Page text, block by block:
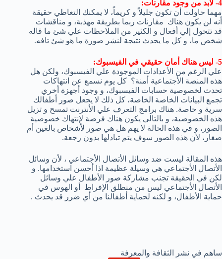
4- لابد من وجود مقارنات:
مهما حاولت أن تكون جليلاً و كريماً، لا يمكنك التغاطي حقيقة
أنه لن يكون هناك مقارنات ربما بطريقة مهذبة، و مناقشات
قد تتحول إلي أفعال و الكثير من الملاحظات علي شئ ما قاله
شخص ما، و كل ما يحدث نتيجة لنشر صورة ما هو شئ تافه.
5- ليس هناك أمان حقيقي في الفيسبوك:
علي الرغم من الأعدادات الموجودة علي الفيسبوك، ولكن هل
هذه المنصة الأجتماعية أمنة؟ كل يوم نسمع عن انتهاكات
تحدث لخصوصية حسابات الفيسبوك، و وجود أجهزة أخري
تجمع البيانات الخاصة الخاصة، كل ذلك لا يجعل صور أطفالك
سرية و خاصة. هناك برامج التعرف علي الأنترنت تمسح و تزيل
هذه الخصوصية، و بالتالي يكون هناك فرصة لإنتهاك خصوصية
الصور، و في هذه الحالة لا يهم هل هي صور لأشخاص بالغين أم
صغار، لأن هذه الصور سوف يتم تبادلها بدون رجعة.
هذه المقالة ليست ضد وسائل الأتصال الأجتماعي ، لأن وسائل
الأتصال الأجتماعي هي وسيلة عظيمة اذا أحسن استخدامها. و
لكن في الحقيقة تجنب مشاركة صور الأطفال علي وسائل
الأتصال الأجتماعي ليس من منطلق الإفراط أو الهوس في
حماية الأطفال، و لكنه لحماية أطفالنا من أي ضرر قد يحدث .
ساهم في نشر الثقافة والمعرفة